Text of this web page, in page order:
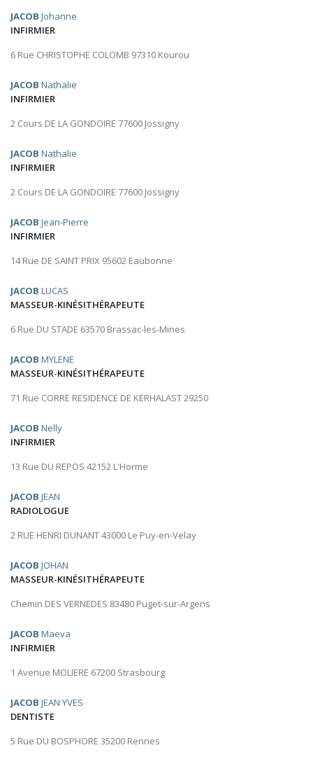
JACOB Johanne
INFIRMIER
6 Rue CHRISTOPHE COLOMB 97310 Kourou
JACOB Nathalie
INFIRMIER
2 Cours DE LA GONDOIRE 77600 Jossigny
JACOB Nathalie
INFIRMIER
2 Cours DE LA GONDOIRE 77600 Jossigny
JACOB Jean-Pierre
INFIRMIER
14 Rue DE SAINT PRIX 95602 Eaubonne
JACOB LUCAS
MASSEUR-KINÉSITHÉRAPEUTE
6 Rue DU STADE 63570 Brassac-les-Mines
JACOB MYLENE
MASSEUR-KINÉSITHÉRAPEUTE
71 Rue CORRE RESIDENCE DE KERHALAST 29250
JACOB Nelly
INFIRMIER
13 Rue DU REPOS 42152 L'Horme
JACOB JEAN
RADIOLOGUE
2 RUE HENRI DUNANT 43000 Le Puy-en-Velay
JACOB JOHAN
MASSEUR-KINÉSITHÉRAPEUTE
Chemin DES VERNEDES 83480 Puget-sur-Argens
JACOB Maeva
INFIRMIER
1 Avenue MOLIERE 67200 Strasbourg
JACOB JEAN YVES
DENTISTE
5 Rue DU BOSPHORE 35200 Rennes